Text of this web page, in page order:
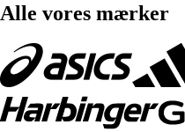
Alle vores mærker